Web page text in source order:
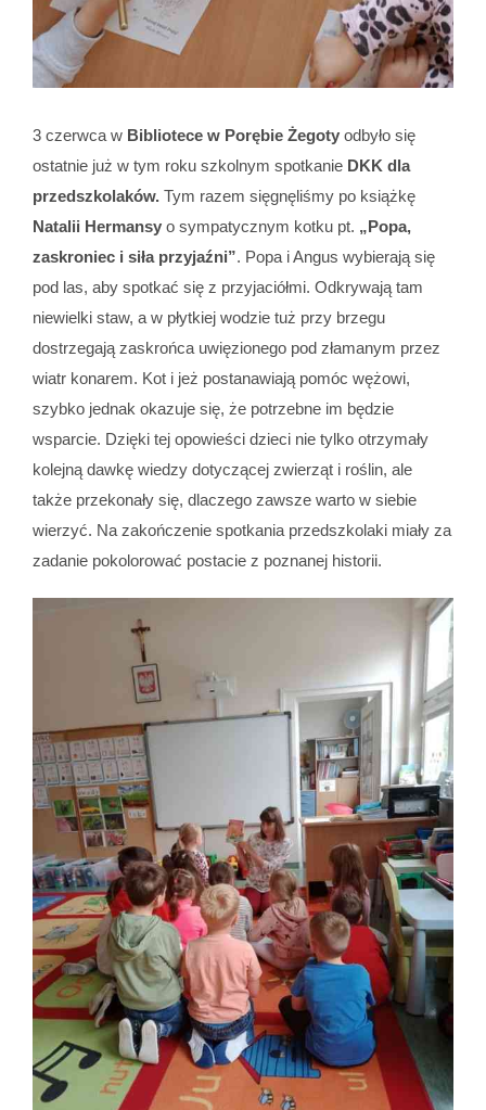
3 czerwca w Bibliotece w Porębie Żegoty odbyło się
ostatnie już w tym roku szkolnym spotkanie DKK dla
przedszkolaków. Tym razem sięgnęliśmy po książkę
Natalii Hermansy o sympatycznym kotku pt. „Popa,
zaskroniec i siła przyjaźni”. Popa i Angus wybierają się
pod las, aby spotkać się z przyjaciółmi. Odkrywają tam
niewielki staw, a w płytkiej wodzie tuż przy brzegu
dostrzegają zaskrońca uwięzionego pod złamanym przez
wiatr konarem. Kot i jeż postanawiają pomóc wężowi,
szybko jednak okazuje się, że potrzebne im będzie
wsparcie. Dzięki tej opowieści dzieci nie tylko otrzymały
kolejną dawkę wiedzy dotyczącej zwierząt i roślin, ale
także przekonały się, dlaczego zawsze warto w siebie
wierzyć. Na zakończenie spotkania przedszkolaki miały za
zadanie pokolorować postacie z poznanej historii.